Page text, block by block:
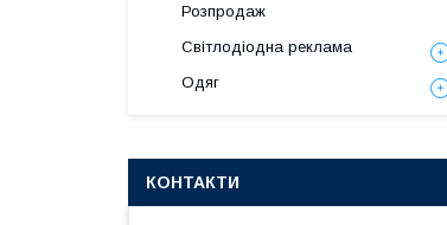
Розпродаж
Світлодіодна реклама
Одяг
КОНТАКТИ